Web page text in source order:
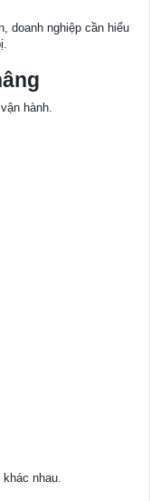
doanh nghiệp cần hiểu
hành.
nhau.